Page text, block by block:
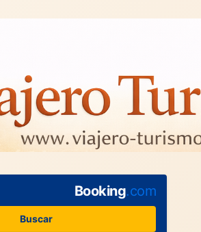
Booking.com
Buscar